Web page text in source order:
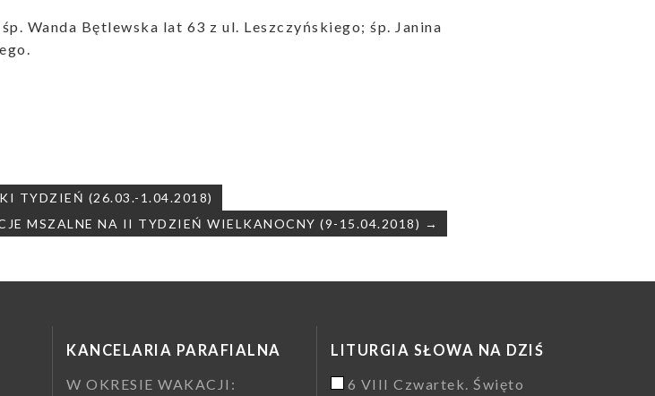
Wanda Bętlewska lat 63 z ul. Leszczyńskiego; śp. Janina
TYDZIEŃ (26.03.-1.04.2018)
MSZALNE NA II TYDZIEŃ WIELKANOCNY (9-15.04.2018) →
KANCELARIA PARAFIALNA
W OKRESIE WAKACJI:
LITURGIA SŁOWA NA DZIŚ
6 VIII Czwartek. Święto